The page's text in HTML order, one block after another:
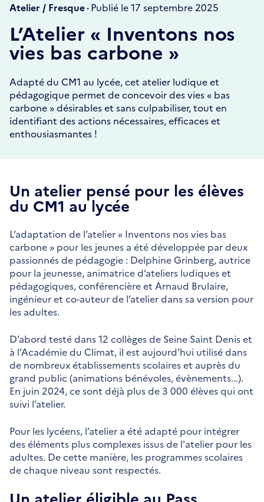
Atelier / Fresque ·Publié le 17 septembre 2025
L’Atelier « Inventons nos
vies bas carbone »
Adapté du CM1 au lycée, cet atelier ludique et
pédagogique permet de concevoir des vies « bas
carbone » désirables et sans culpabiliser, tout en
identifiant des actions nécessaires, efficaces et
enthousiasmantes !
Un atelier pensé pour les élèves
du CM1 au lycée
L’adaptation de l’atelier « Inventons nos vies bas
carbone » pour les jeunes a été développée par deux
passionnés de pédagogie : Delphine Grinberg, autrice
pour la jeunesse, animatrice d’ateliers ludiques et
pédagogiques, conférencière et Arnaud Brulaire,
ingénieur et co-auteur de l’atelier dans sa version pour
les adultes.
D’abord testé dans 12 collèges de Seine Saint Denis et
à l’Académie du Climat, il est aujourd’hui utilisé dans
de nombreux établissements scolaires et auprès du
grand public (animations bénévoles, évènements...).
En juin 2024, ce sont déjà plus de 3 000 élèves qui ont
suivi l’atelier.
Pour les lycéens, l’atelier a été adapté pour intégrer
des éléments plus complexes issus de l'atelier pour les
adultes. De cette manière, les programmes scolaires
de chaque niveau sont respectés.